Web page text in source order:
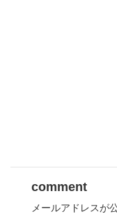
comment
メールアドレスが